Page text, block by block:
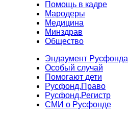
Помощь в кадре
Мародеры
Медицина
Минздрав
Общество
Эндаумент Русфонда
Особый случай
Помогают дети
Русфонд.Право
Русфонд.Регистр
СМИ о Русфонде